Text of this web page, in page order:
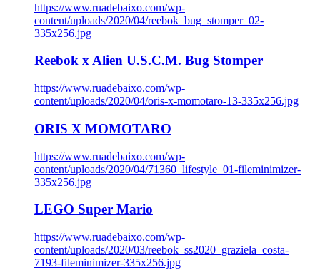
https://www.ruadebaixo.com/wp-
content/uploads/2020/04/reebok_bug_stomper_02-
335x256.jpg
Reebok x Alien U.S.C.M. Bug Stomper
https://www.ruadebaixo.com/wp-
content/uploads/2020/04/oris-x-momotaro-13-335x256.jpg
ORIS X MOMOTARO
https://www.ruadebaixo.com/wp-
content/uploads/2020/04/71360_lifestyle_01-fileminimizer-
335x256.jpg
LEGO Super Mario
https://www.ruadebaixo.com/wp-
content/uploads/2020/03/reebok_ss2020_graziela_costa-
7193-fileminimizer-335x256.jpg